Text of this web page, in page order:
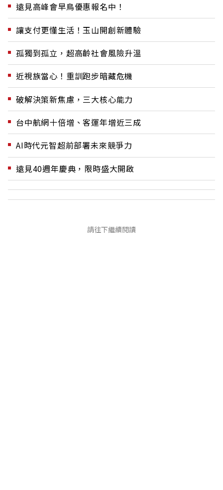
遠見高峰會早鳥優惠報名中！
讓支付更懂生活！玉山開創新體驗
孤獨到孤立，超高齡社會風險升溫
近視族當心！重訓跑步暗藏危機
破解決策新焦慮，三大核心能力
台中航網十倍增、客運年增近三成
AI時代元智超前部署未來競爭力
遠見40週年慶典，限時盛大開啟
請往下繼續閱讀